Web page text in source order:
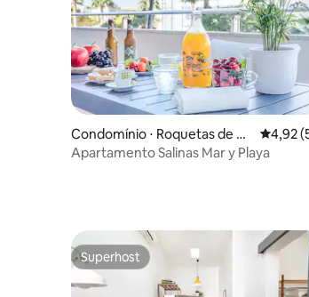
Condomínio ⋅ Roquetas de M
ar
4,92 de
4,92
Apartamento Salinas Mar y Playa
Superhost
Superhost